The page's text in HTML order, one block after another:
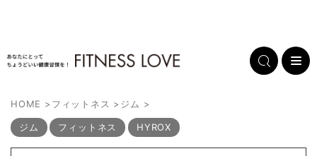
HOME >フィットネス >ジム >
ジム フィットネス HYROX